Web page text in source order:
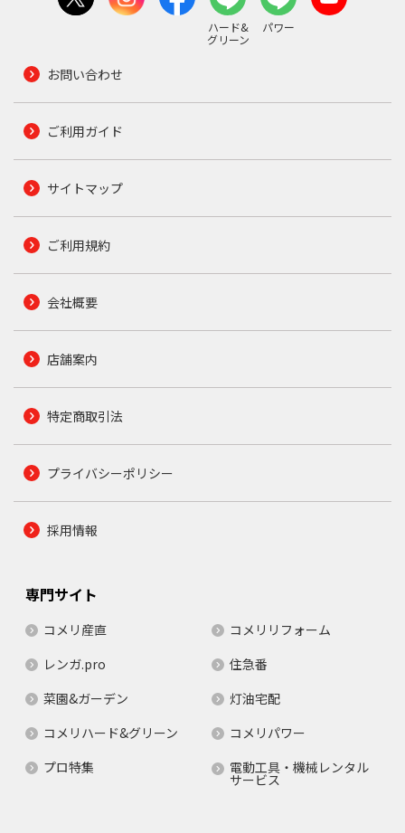
ハード&
グリーン
パワー
お問い合わせ
ご利用ガイド
サイトマップ
ご利用規約
会社概要
店舗案内
特定商取引法
プライバシーポリシー
採用情報
専門サイト
コメリ産直
コメリリフォーム
レンガ.pro
住急番
菜園&ガーデン
灯油宅配
コメリハード&グリーン
コメリパワー
プロ特集
電動工具・機械レンタル
サービス